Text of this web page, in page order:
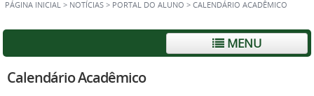
PÁGINA INICIAL > NOTÍCIAS > PORTAL DO ALUNO > CALENDÁRIO ACADÊMICO
MENU
Calendário Acadêmico